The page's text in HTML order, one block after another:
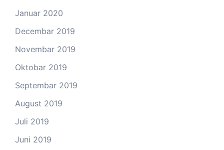
Januar 2020
Decembar 2019
Novembar 2019
Oktobar 2019
Septembar 2019
August 2019
Juli 2019
Juni 2019